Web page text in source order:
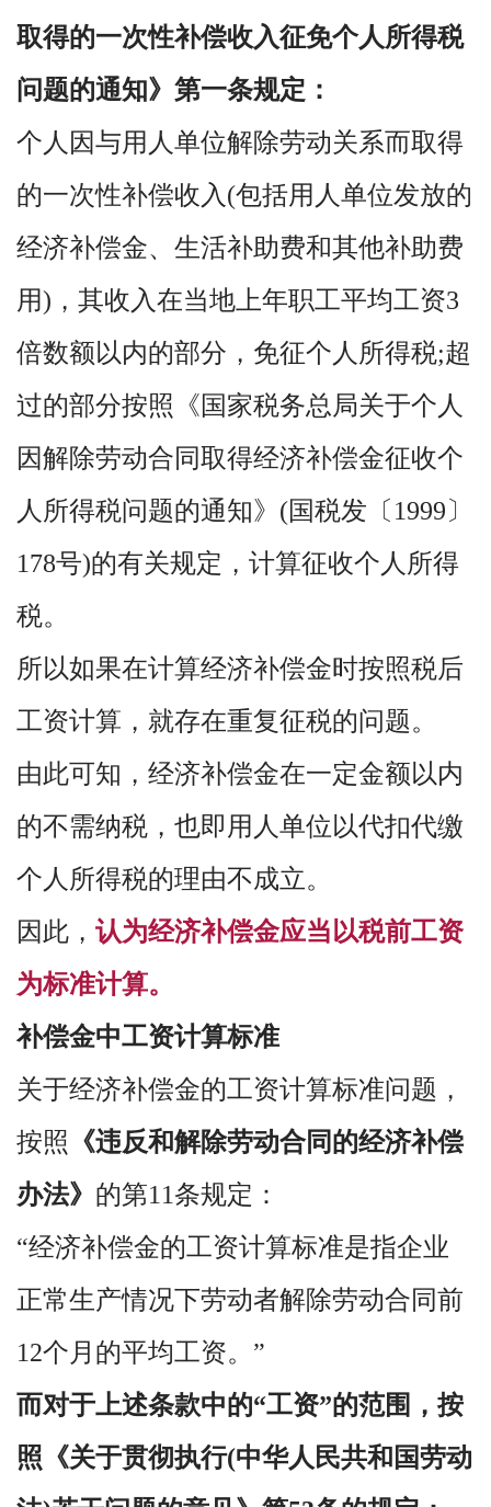
取得的一次性补偿收入征免个人所得税
问题的通知》第一条规定：
个人因与用人单位解除劳动关系而取得
的一次性补偿收入(包括用人单位发放的
经济补偿金、生活补助费和其他补助费
用)，其收入在当地上年职工平均工资3
倍数额以内的部分，免征个人所得税;超
过的部分按照《国家税务总局关于个人
因解除劳动合同取得经济补偿金征收个
人所得税问题的通知》(国税发〔1999〕
178号)的有关规定，计算征收个人所得
税。
所以如果在计算经济补偿金时按照税后
工资计算，就存在重复征税的问题。
由此可知，经济补偿金在一定金额以内
的不需纳税，也即用人单位以代扣代缴
个人所得税的理由不成立。
因此， 认为经济补偿金应当以税前工资
为标准计算。
补偿金中工资计算标准
关于经济补偿金的工资计算标准问题，
按照 《违反和解除劳动合同的经济补偿
办法》 的第11条规定：
“经济补偿金的工资计算标准是指企业
正常生产情况下劳动者解除劳动合同前
12个月的平均工资。”
而对于上述条款中的“工资”的范围，按
照《关于贯彻执行(中华人民共和国劳动